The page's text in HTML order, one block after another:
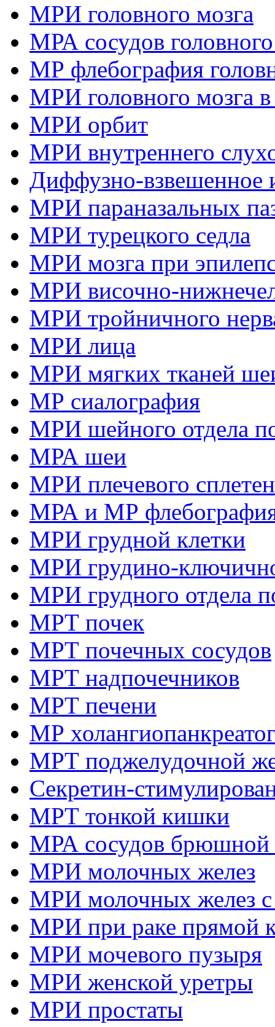
МРИ головного мозга
МРА сосудов
МР флебография
МРИ головного мозга в
МРИ орбит
МРИ внутреннего
Диффузно-взвешенное
МРИ параназальных
МРИ турецкого седла
МРИ мозга при
МРИ височно-
МРИ тройничного
МРИ лица
МРИ мягких тканей
МР сиалография
МРИ шейного отдела
МРА шеи
МРИ плечевого
МРА и МР
МРИ грудной клетки
МРИ грудино-
МРИ грудного отдела
МРТ почек
МРТ почечных сосудов
МРТ надпочечников
МРТ печени
МР
МРТ поджелудочной
Секретин-
МРТ тонкой кишки
МРА сосудов брюшной
МРИ молочных желез
МРИ молочных желез
МРИ при раке прямой
МРИ мочевого пузыря
МРИ женской уретры
МРИ простаты